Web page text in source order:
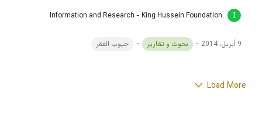
Information and Research - King Hussein Foundation
9 أبريل، 2014 بحوث و تقارير جيوب الفقر